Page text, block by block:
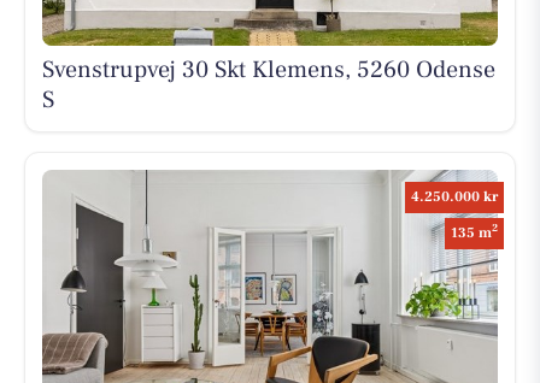
Svenstrupvej 30 Skt Klemens, 5260 Odense
S
4.250.000 kr
135 m2